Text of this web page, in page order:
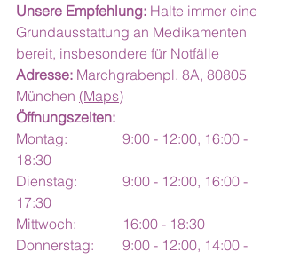
Unsere Empfehlung: Halte immer eine
Grundausstattung an Medikamenten
bereit, insbesondere für Notfälle
Adresse: Marchgrabenpl. 8A, 80805
München (Maps)
Öffnungszeiten:
Montag:		9:00 - 12:00, 16:00 -
18:30
Dienstag:		9:00 - 12:00, 16:00 -
17:30
Mittwoch:		16:00 - 18:30
Donnerstag:	9:00 - 12:00, 14:00 -